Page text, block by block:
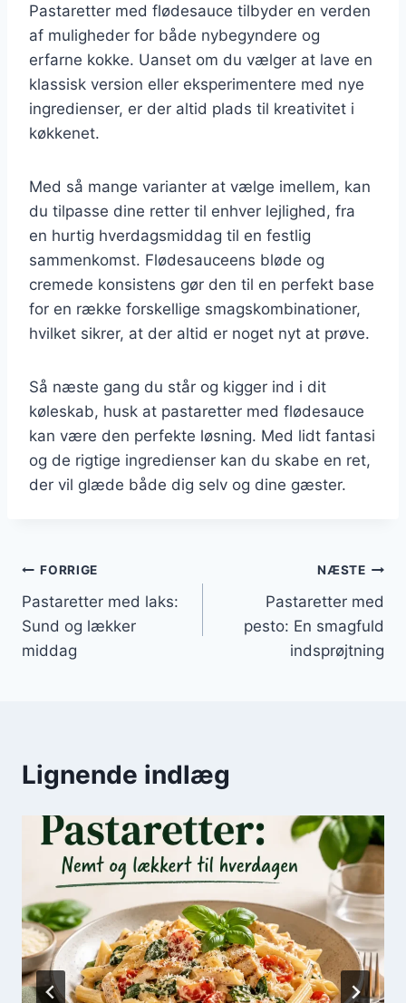
Pastaretter med flødesauce tilbyder en verden
af muligheder for både nybegyndere og
erfarne kokke. Uanset om du vælger at lave en
klassisk version eller eksperimentere med nye
ingredienser, er der altid plads til kreativitet i
køkkenet.
Med så mange varianter at vælge imellem, kan
du tilpasse dine retter til enhver lejlighed, fra
en hurtig hverdagsmiddag til en festlig
sammenkomst. Flødesauceens bløde og
cremede konsistens gør den til en perfekt base
for en række forskellige smagskombinationer,
hvilket sikrer, at der altid er noget nyt at prøve.
Så næste gang du står og kigger ind i dit
køleskab, husk at pastaretter med flødesauce
kan være den perfekte løsning. Med lidt fantasi
og de rigtige ingredienser kan du skabe en ret,
der vil glæde både dig selv og dine gæster.
Indlægsnavigation
FORRIGE
Pastaretter med laks:
Sund og lækker
middag
NÆSTE
Pastaretter med
pesto: En smagfuld
indsprøjtning
Lignende indlæg